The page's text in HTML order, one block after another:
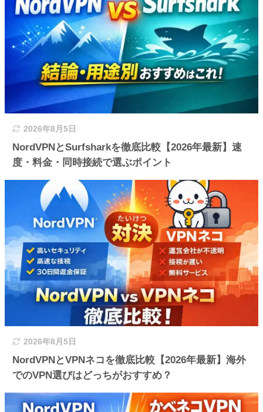
2026年8月5日
NordVPNとSurfsharkを徹底比較【2026年最新】速
度・料金・同時接続で選ぶポイント
2026年8月5日
NordVPNとVPNネコを徹底比較【2026年最新】海外
でのVPN選びはどっちがおすすめ？